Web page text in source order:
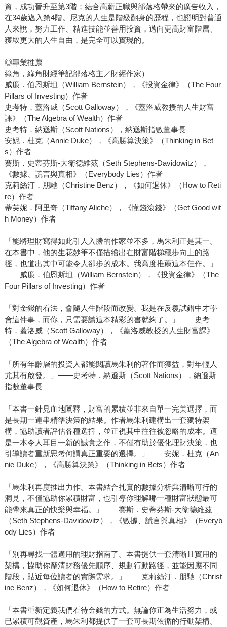
資，成功晉升至第3階；結合高薪正職與部落格帶來的廣告收入，
在34歲邁入第4階。尼克的人生是階級翻身的歷程，也證明對普通
人來說，努力工作、精進技能並善用投資，邁向更高財富階層、
獲取更大的人生自由，是完全可以實現的。
◎專業推薦
綠角，綠角財經筆記部落格主／財經作家）
威廉．伯恩斯坦（William Bernstein），《投資金律》（The Four
Pillars of Investing）作者
史考特．蓋洛威（Scott Galloway），《蓋洛威教授的人生財富
課》（The Algebra of Wealth）作者
史考特．納遜斯（Scott Nations），納遜斯指數董事長
安妮．杜克（Annie Duke），《高勝算決策》（Thinking in Bet
s）作者
賽斯．史蒂芬斯-大衛德維茲（Seth Stephens-Davidowitz），
《數據、謊言與真相》（Everybody Lies）作者
克莉絲汀．朋馳（Christine Benz），《如何退休》（How to Reti
re）作者
蒂芙妮．阿里奇（Tiffany Aliche），《懂錢滾錢》（Get Good wit
h Money）作者
「能將理財寫得如此引人入勝的作家並不多，馬朱利正是其一。
在本書中，他的生花妙筆不僅描繪出在財富階梯穩步向上的路
徑，也道出其中可能令人卻步的成本。我高度推薦這本佳作。」
――威廉．伯恩斯坦（William Bernstein），《投資金律》（The
Four Pillars of Investing）作者
「對金錢的看法，會隨人生階段而改變。我是在反覆試錯中才學
會這件事，而你，只需要讀這本精彩的書就夠了。」――史考
特．蓋洛威（Scott Galloway），《蓋洛威教授的人生財富課》
（The Algebra of Wealth）作者
「所有年齡層的投資人都能閱讀馬朱利的著作而獲益，對年輕人
尤其有啟發。」――史考特．納遜斯（Scott Nations），納遜斯
指數董事長
「本書一針見血地闡釋，財富的累積並非來自單一完美選擇，而
是長期一連串精準決策的結果。作者馬朱利建構出一套獨特架
構，協助讀者評估各種選擇，並正視其中往往被忽略的成本。這
是一本令人耳目一新的誠實之作，不僅有助於優化理財決策，也
引導讀者重新思考何謂真正重要的選擇。」――安妮．杜克（An
nie Duke），《高勝算決策》（Thinking in Bets）作者
「馬朱利再度推出力作。本書結合扎實的數據分析與清晰可行的
洞見，不僅協助你累積財富，也引導你理解哪一種財富狀態最可
能帶來真正的快樂與幸福。」――賽斯．史蒂芬斯-大衛德維茲
（Seth Stephens-Davidowitz），《數據、謊言與真相》（Everyb
ody Lies）作者
「別再尋找一體適用的理財指南了。本書提供一套清晰且實用的
架構，協助你釐清財務優先順序、規劃行動路徑，並能因應不同
階段，貼近每位讀者的實際需求。」――克莉絲汀．朋馳（Christ
ine Benz），《如何退休》（How to Retire）作者
「本書重新定義我們看待金錢的方式。無論你正為生活努力，或
已累積可觀資產，馬朱利都提供了一套可長期依循的行動架構。